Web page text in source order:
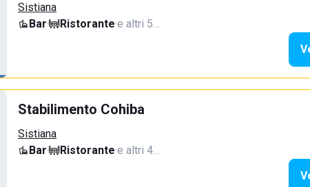
Sistiana
Bar· Ristorante·e altri 5…
Stabilimento Cohiba
Sistiana
Bar· Ristorante·e altri 4…